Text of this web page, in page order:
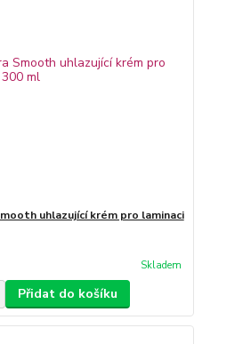
uhlazující krém pro laminaci
Skladem
Přidat do košíku